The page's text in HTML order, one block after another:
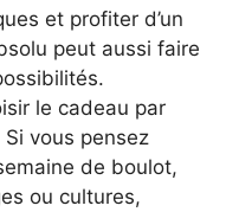
et profiter d’un
peut aussi faire
le cadeau par
vous pensez
de boulot,
ou cultures,